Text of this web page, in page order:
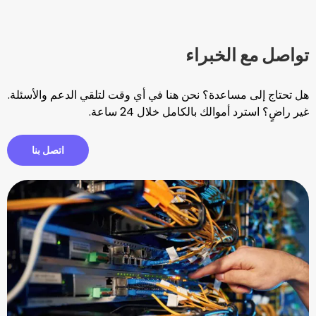
نحن هنا في أي وقت لتلقي الدعم والأسئلة.
بالكامل خلال 24 ساعة.